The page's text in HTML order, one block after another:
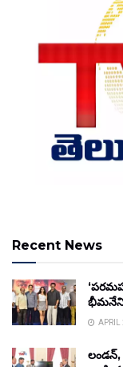
Recent News
భీమనేని
APRIL
లండన్,